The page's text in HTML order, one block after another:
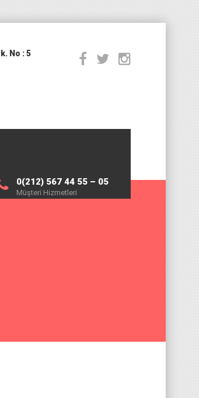
No : 5
0(212) 567 44 55 – 05
Müşteri Hizmetleri